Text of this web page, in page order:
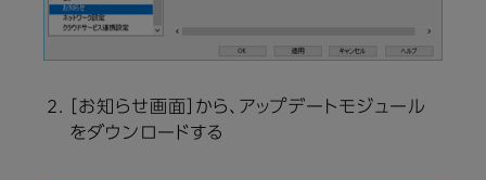
［お知らせ画面］から、アップデートモジュール
をダウンロードする